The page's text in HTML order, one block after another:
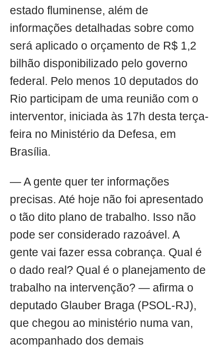
estado fluminense, além de
informações detalhadas sobre como
será aplicado o orçamento de R$ 1,2
bilhão disponibilizado pelo governo
federal. Pelo menos 10 deputados do
Rio participam de uma reunião com o
interventor, iniciada às 17h desta terça-
feira no Ministério da Defesa, em
Brasília.
— A gente quer ter informações
precisas. Até hoje não foi apresentado
o tão dito plano de trabalho. Isso não
pode ser considerado razoável. A
gente vai fazer essa cobrança. Qual é
o dado real? Qual é o planejamento de
trabalho na intervenção? — afirma o
deputado Glauber Braga (PSOL-RJ),
que chegou ao ministério numa van,
acompanhado dos demais